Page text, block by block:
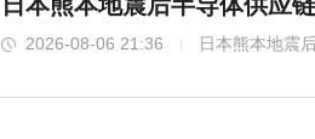
2026-08-06 21:36 日本熊本地震